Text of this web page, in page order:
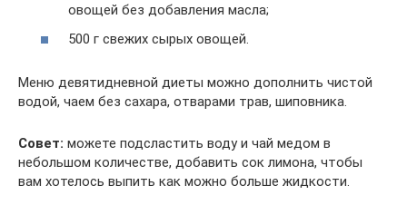
овощей без добавления масла;
500 г свежих сырых овощей.
Меню девятидневной диеты можно дополнить чистой
водой, чаем без сахара, отварами трав, шиповника.
Совет: можете подсластить воду и чай медом в
небольшом количестве, добавить сок лимона, чтобы
вам хотелось выпить как можно больше жидкости.